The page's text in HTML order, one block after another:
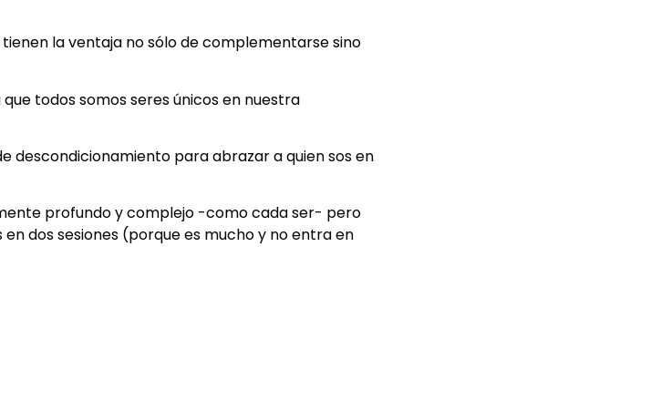
la ventaja no sólo de complementarse sino
todos somos seres únicos en nuestra
descondicionamiento para abrazar a quien sos en
profundo y complejo -como cada ser- pero
dos sesiones (porque es mucho y no entra en